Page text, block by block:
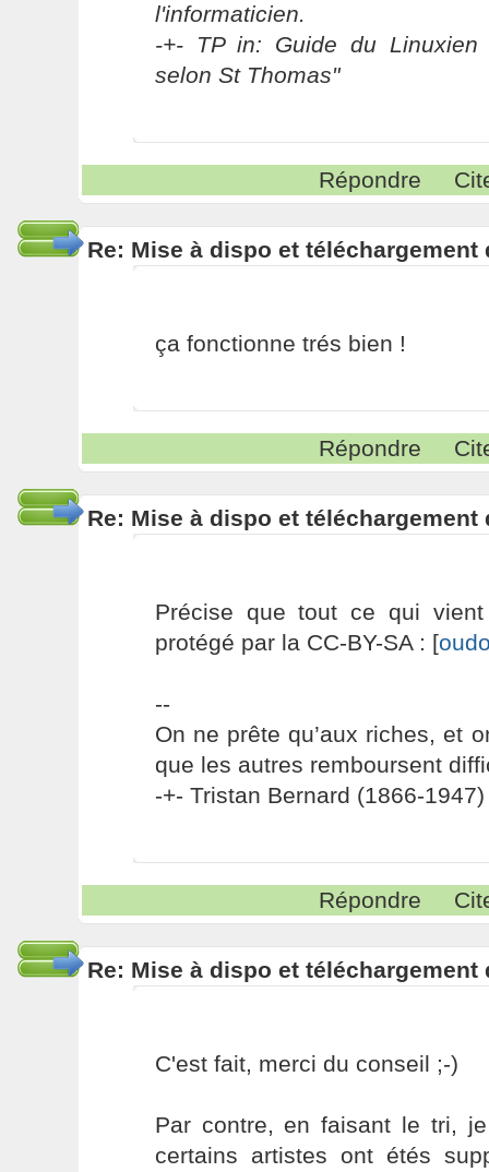
l'informaticien.
-+- TP in: Guide du Linuxien
selon St Thomas"
Répondre
Re: Mise à dispo et
ça fonctionne trés bien !
Répondre
Re: Mise à dispo et
Précise que tout ce qui
protégé par la CC-BY-SA : [
--
On ne prête qu’aux riches, et
que les autres remboursent
-+- Tristan Bernard (1866-1947)
Répondre
Re: Mise à dispo et
C'est fait, merci du conseil ;-)
Par contre, en faisant le tri,
certains artistes ont étés